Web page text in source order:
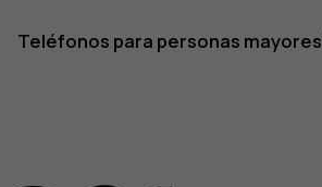
Teléfonos para personas mayores